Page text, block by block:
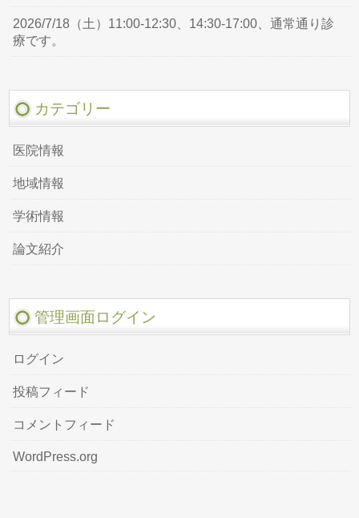
2026/7/18（土）11:00-12:30、14:30-17:00、通常通り診
療です。
カテゴリー
医院情報
地域情報
学術情報
論文紹介
管理画面ログイン
ログイン
投稿フィード
コメントフィード
WordPress.org